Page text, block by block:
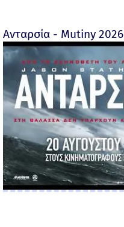
Ανταρσία - Mutiny 2026